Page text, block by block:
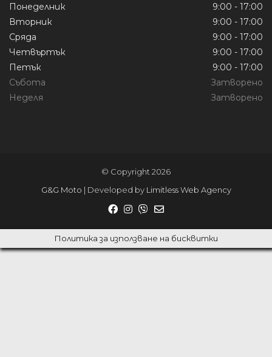
Понеделник
9:00 - 17:00
Вторник
9:00 - 17:00
Сряда
9:00 - 17:00
Четвъртък
9:00 - 17:00
Петък
9:00 - 17:00
Събота
Затворено
Неделя
Затворено
© Copyright 2026
G&G Moto | Developed by Limitless Web Agency
Политика за използване на бисквитки